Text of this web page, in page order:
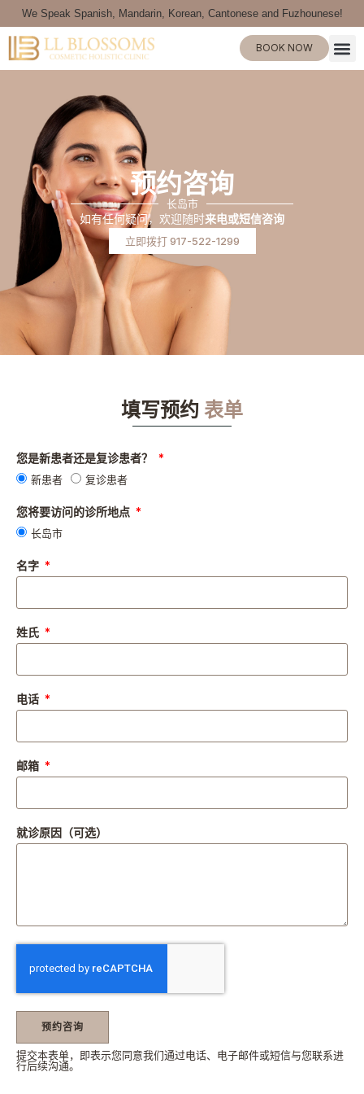
We Speak Spanish, Mandarin, Korean, Cantonese and Fuzhounese!
BOOK NOW
预约咨询
长岛市
如有任何疑问，欢迎随时来电或短信咨询
立即拨打 917-522-1299
填写预约 表单
您是新患者还是复诊患者？
新患者 复诊患者
您将要访问的诊所地点
长岛市
名字
姓氏
电话
邮箱
就诊原因（可选）
预约咨询
提交本表单，即表示您同意我们通过电话、电子邮件或短信与您联系进
行后续沟通。